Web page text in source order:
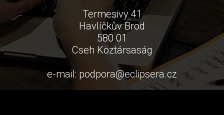
Termesivy 41
Havlíčkův Brod
580 01
Cseh Köztársaság
e-mail: podpora@eclipsera.cz